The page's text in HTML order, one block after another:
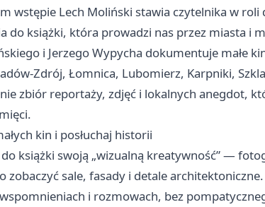
wstępie Lech Moliński stawia czytelnika w roli
do książki, która prowadzi nas przez miasta i
i Jerzego Wypycha dokumentuje małe
Zdrój, Łomnica, Lubomierz, Karpniki,
zbiór reportaży, zdjęć i lokalnych anegdot,
kin i posłuchaj historii
książki swoją „wizualną kreatywność” —
zobaczyć sale, fasady i detale
i rozmowach, bez